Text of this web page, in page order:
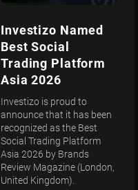
Investizo Named
Best Social
Trading Platform
Asia 2026
Investizo is proud to
announce that it has been
recognized as the Best
Social Trading Platform
Asia 2026 by Brands
Review Magazine (London,
United Kingdom).